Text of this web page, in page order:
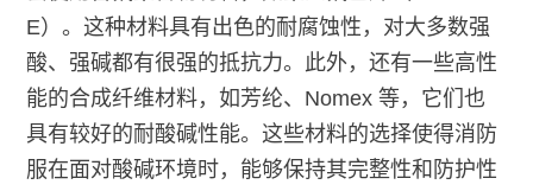
E）。这种材料具有出色的耐腐蚀性，对大多数强
酸、强碱都有很强的抵抗力。此外，还有一些高性
能的合成纤维材料，如芳纶、Nomex 等，它们也
具有较好的耐酸碱性能。这些材料的选择使得消防
服在面对酸碱环境时，能够保持其完整性和防护性